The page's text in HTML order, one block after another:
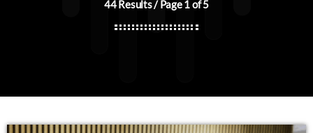
44 Results / Page 1 of 5